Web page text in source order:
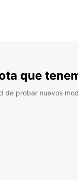
que
de probar nuevos